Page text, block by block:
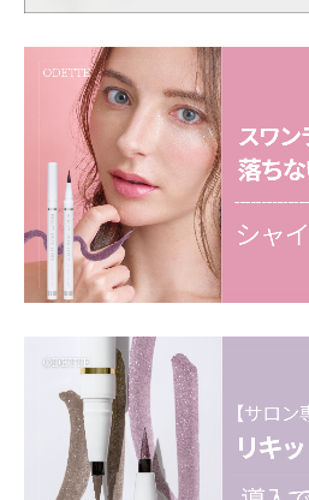
場合がございますので、長期保管
管ください。
上向き保管は短期間の保管でし
ん。
例：サロン内で展示している時
下向き保管は色が出にくくなる
避けて下さい。